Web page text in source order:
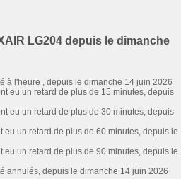
LG204 depuis le dimanche
à l'heure , depuis le dimanche 14 juin 2026
eu un retard de plus de 15 minutes, depuis
eu un retard de plus de 30 minutes, depuis
eu un retard de plus de 60 minutes, depuis le
eu un retard de plus de 90 minutes, depuis le
annulés, depuis le dimanche 14 juin 2026